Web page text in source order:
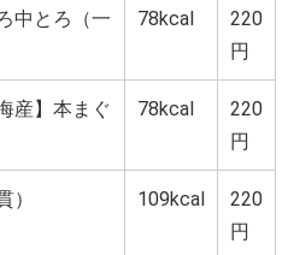
中とろ（一
78kcal
220
円
産】本まぐ
78kcal
220
円
） 109kcal
220
円